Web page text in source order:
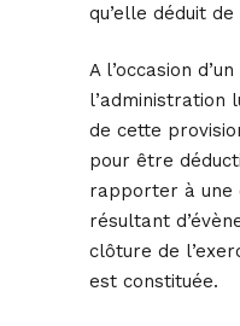
qu’elle déduit
A l’occasion
l’administration
de cette
pour être
rapporter à une
résultant
clôture de
est constituée.